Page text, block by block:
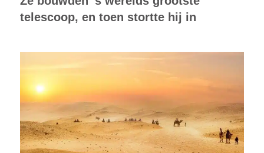
telescoop, en toen stortte hij in